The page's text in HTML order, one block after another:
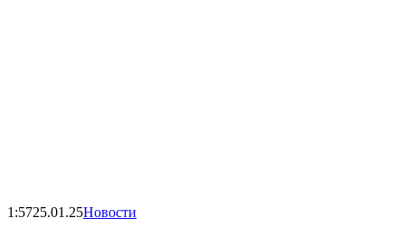
1:5725.01.25Новости